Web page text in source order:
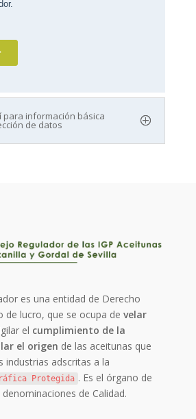
para información básica
de datos
es una entidad de Derecho
de lucro, que se ocupa develar
el cumplimiento de la
el origen de las aceitunas que
industrias adscritas a la
Protegida . Es el órgano de
de Calidad.